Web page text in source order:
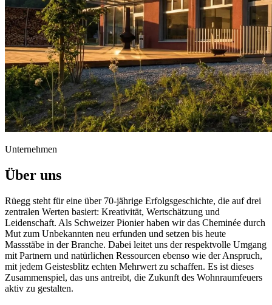
Unternehmen
Über uns
Rüegg steht für eine über 70-jährige Erfolgsgeschichte, die auf drei
zentralen Werten basiert: Kreativität, Wertschätzung und
Leidenschaft. Als Schweizer Pionier haben wir das Cheminée durch
Mut zum Unbekannten neu erfunden und setzen bis heute
Massstäbe in der Branche. Dabei leitet uns der respektvolle Umgang
mit Partnern und natürlichen Ressourcen ebenso wie der Anspruch,
mit jedem Geistesblitz echten Mehrwert zu schaffen. Es ist dieses
Zusammenspiel, das uns antreibt, die Zukunft des Wohnraumfeuers
aktiv zu gestalten.